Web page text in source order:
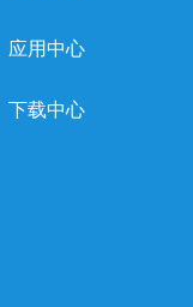
应用中心
下载中心